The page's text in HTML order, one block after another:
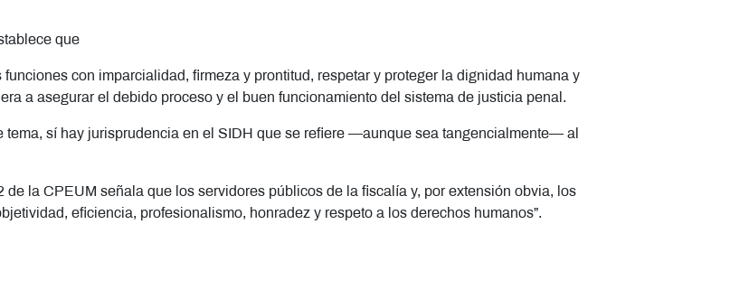
que
con imparcialidad, firmeza y prontitud, respetar y proteger la dignidad humana y
a asegurar el debido proceso y el buen funcionamiento del sistema de justicia penal.
sí hay jurisprudencia en el SIDH que se refiere —aunque sea tangencialmente— al
la CPEUM señala que los servidores públicos de la fiscalía y, por extensión obvia, los
eficiencia, profesionalismo, honradez y respeto a los derechos humanos”.